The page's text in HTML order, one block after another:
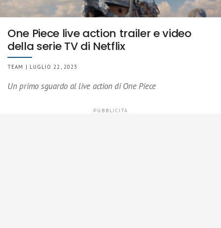
One Piece live action trailer e video
della serie TV di Netflix
TEAM | LUGLIO 22, 2023
Un primo sguardo al live action di One Piece